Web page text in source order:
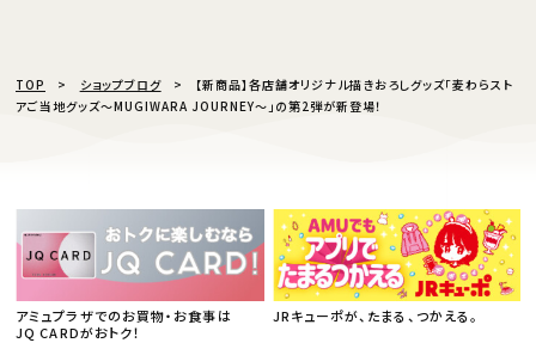
TOP ショップブログ
【新商品】各店舗オリジナル描きおろしグッズ「麦わらスト
アご当地グッズ～MUGIWARA JOURNEY～」の第2弾が新登場！
アミュプラザでのお買物・お食事は
JQ CARDがおトク！
JRキューポが、たまる、つかえる。